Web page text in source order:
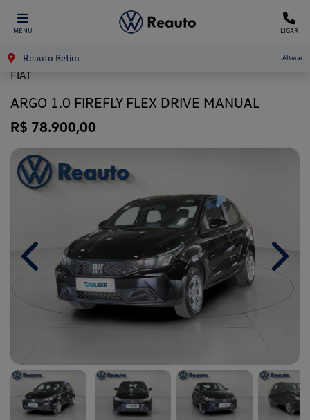
MENU LIGAR
Reauto Betim Alterar
FIAT
ARGO 1.0 FIREFLY FLEX DRIVE MANUAL
R$ 78.900,00
Previous Next